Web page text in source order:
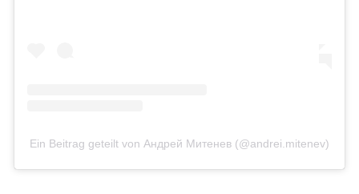
Ein Beitrag geteilt von Андрей Митенев (@andrei.mitenev)